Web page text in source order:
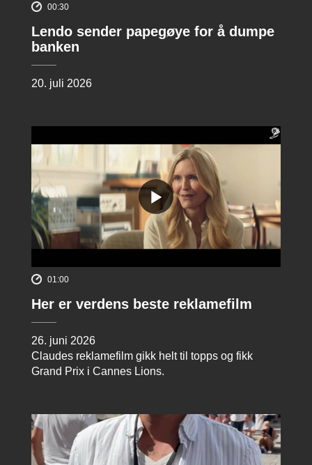
00:30
Lendo sender papegøye for å dumpe
banken
20. juli 2026
01:00
Her er verdens beste reklamefilm
26. juni 2026
Claudes reklamefilm gikk helt til topps og fikk
Grand Prix i Cannes Lions.